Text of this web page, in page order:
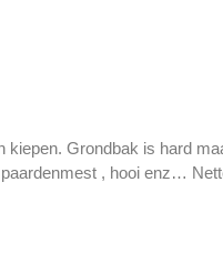
Grondbak is hard
, hooi enz…